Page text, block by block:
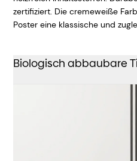
zertifiziert. Die cremeweiße
Poster eine klassische und
Biologisch abbaubare